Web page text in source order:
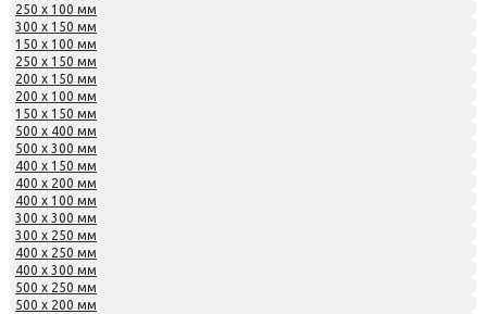
250 x 100 мм
300 x 150 мм
150 x 100 мм
250 x 150 мм
200 x 150 мм
200 x 100 мм
150 x 150 мм
500 x 400 мм
500 x 300 мм
400 x 150 мм
400 x 200 мм
400 x 100 мм
300 x 300 мм
300 x 250 мм
400 x 250 мм
400 x 300 мм
500 x 250 мм
500 x 200 мм